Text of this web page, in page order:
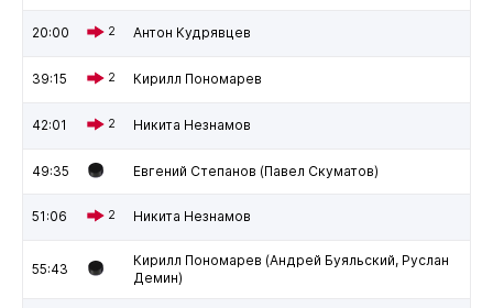
20:00 2 Антон Кудрявцев
39:15 2 Кирилл Пономарев
42:01 2 Никита Незнамов
49:35 Евгений Степанов (Павел Скуматов)
51:06 2 Никита Незнамов
55:43
Кирилл Пономарев (Андрей Буяльский, Руслан
Демин)